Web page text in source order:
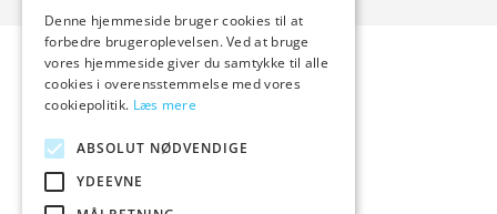
Forside
Varer
Kontakt
Artikler
Denne hjemmeside bruger cookies til at
forbedre brugeroplevelsen. Ved at bruge
vores hjemmeside giver du samtykke til alle
cookies i overensstemmelse med vores
cookiepolitik. Læs mere
ABSOLUT NØDVENDIGE
YDEEVNE